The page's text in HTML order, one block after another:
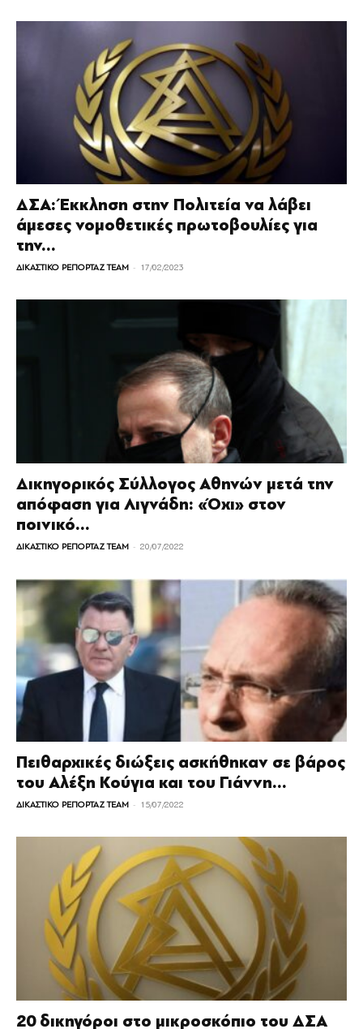
ΔΣΑ: Έκκληση στην Πολιτεία να λάβει
άμεσες νομοθετικές πρωτοβουλίες για
την...
ΔΙΚΑΣΤΙΚΟ ΡΕΠΟΡΤΑΖ TEAM - 17/02/2023
Δικηγορικός Σύλλογος Αθηνών μετά την
απόφαση για Λιγνάδη: «Όχι» στον
ποινικό...
ΔΙΚΑΣΤΙΚΟ ΡΕΠΟΡΤΑΖ TEAM - 20/07/2022
Πειθαρχικές διώξεις ασκήθηκαν σε βάρος
του Αλέξη Κούγια και του Γιάννη...
ΔΙΚΑΣΤΙΚΟ ΡΕΠΟΡΤΑΖ TEAM - 15/07/2022
20 δικηγόροι στο μικροσκόπιο του ΔΣΑ